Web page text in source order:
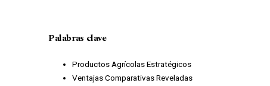
Palabras clave
Productos Agrícolas Estratégicos
Ventajas Comparativas Reveladas